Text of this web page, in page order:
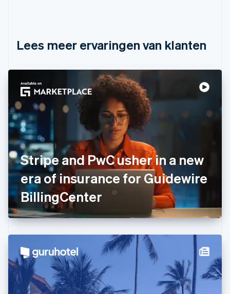
Lees meer ervaringen van klanten
Stripe and PwC usher in a new
era of insurance for Guidewire
BillingCenter
Denemarken
Duitsland
Deutsch
Estland
Finland
English
Frankrijk
FrançaisEnglish
Gibraltar
English
Griekenland
English
Hongarije
English
Hongkong SAR, China
English
India
English
Italië
ItalianoEnglish